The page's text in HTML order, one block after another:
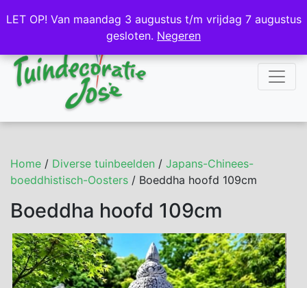
NL DE
Home / Diverse tuinbeelden / Japans-Chinees-
boeddhistisch-Oosters / Boeddha hoofd 109cm
Boeddha hoofd 109cm
LET OP! Van maandag 3 augustus t/m vrijdag 7 augustus
gesloten. Negeren
LET OP! Van maandag 3 augustus t/m vrijdag 7 augustus
gesloten. Negeren